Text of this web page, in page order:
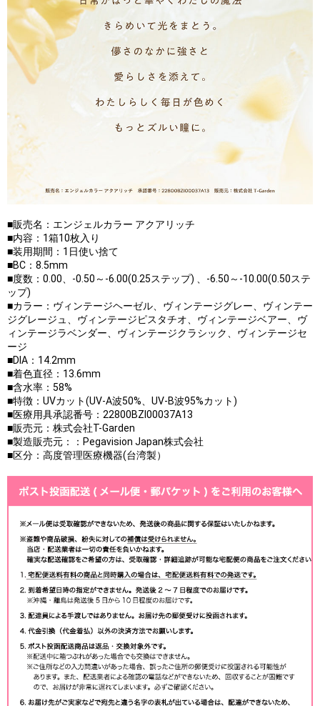
■販売名：エンジェルカラー アクアリッチ
■内容：1箱10枚入り
■装用期間：1日使い捨て
■BC：8.5mm
■度数：0.00、-0.50～-6.00(0.25ステップ) 、-6.50～-10.00(0.50ステ
ップ)
■カラー：ヴィンテージヘーゼル、ヴィンテージグレー、ヴィンテー
ジグレージュ、ヴィンテージピスタチオ、ヴィンテージベアー、ヴ
ィンテージラベンダー、ヴィンテージクラシック、ヴィンテージセ
ージ
■DIA：14.2mm
■着色直径：13.6mm
■含水率：58%
■特徴：UVカット(UV-A波50%、UV-B波95%カット)
■医療用具承認番号：22800BZI00037A13
■販売元：株式会社T-Garden
■製造販売元：：Pegavision Japan株式会社
■区分：高度管理医療機器(台湾製）